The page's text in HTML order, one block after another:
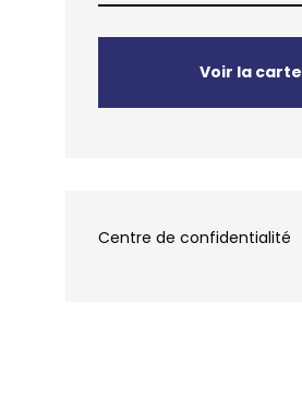
Voir la carte
Centre de confidentialité